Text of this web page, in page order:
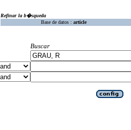
Refinar la b�squeda
Base de datos : article
Buscar